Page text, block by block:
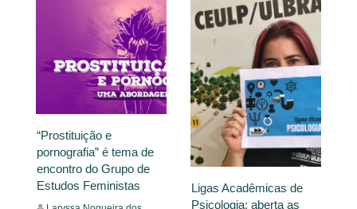
Leia Mais
“Prostituição e
pornografia” é tema de
encontro do Grupo de
Estudos Feministas
Ligas Acadêmicas de
Psicologia: aberta as